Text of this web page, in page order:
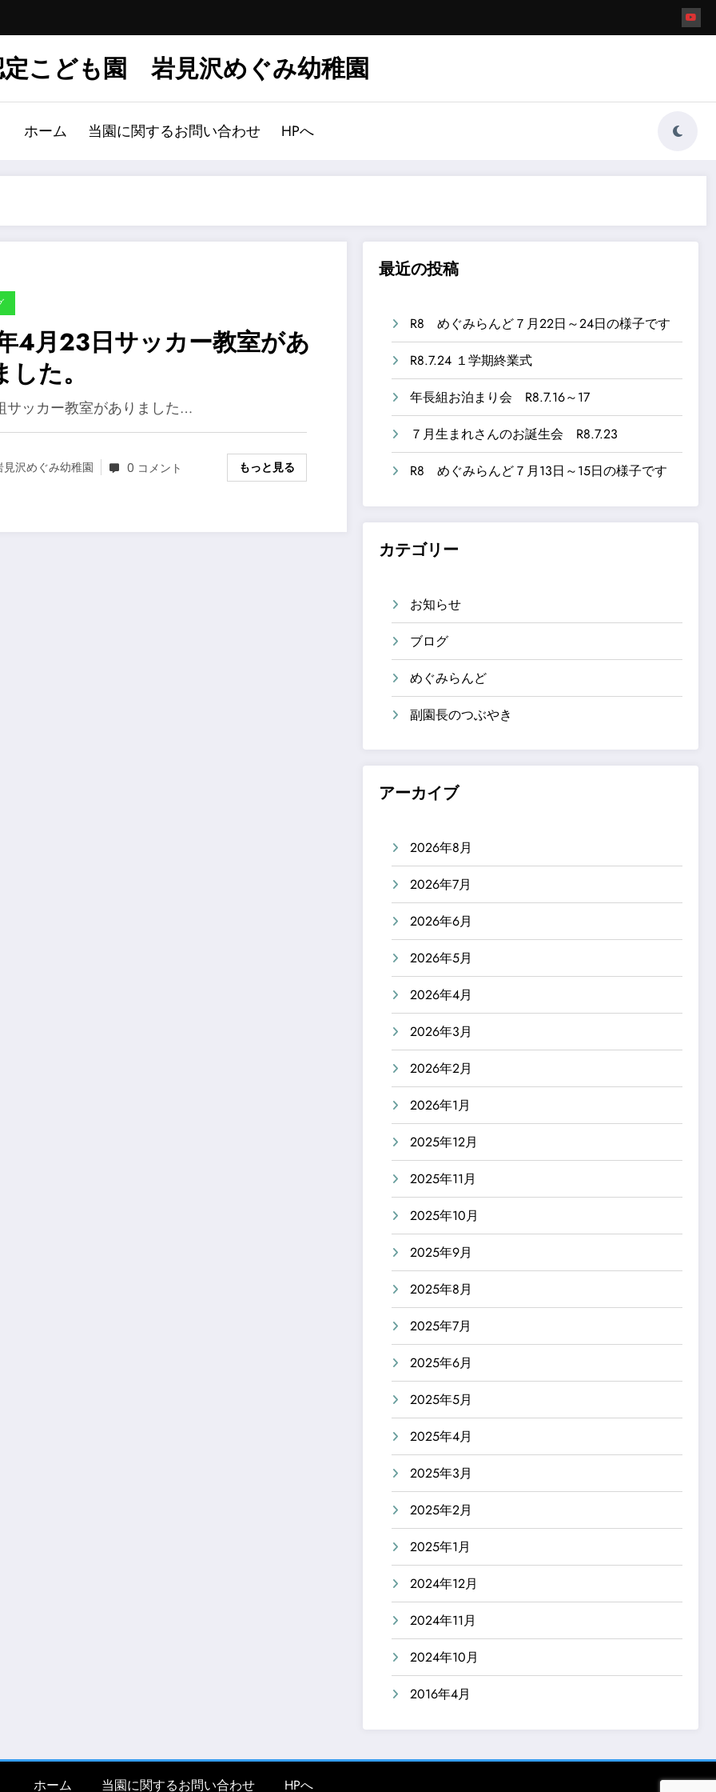
こども園 岩見沢めぐみ幼稚園
ホーム 当園に関するお問い合わせ HPへ
4月23日サッカー教室があ
た。
サッカー教室がありました…
見沢めぐみ幼稚園 0 コメント もっと見る
最近の投稿
R8 めぐみらんど７月22日～24日の様子です
R8.7.24 １学期終業式
年長組お泊まり会 R8.7.16～17
７月生まれさんのお誕生会 R8.7.23
R8 めぐみらんど７月13日～15日の様子です
カテゴリー
お知らせ
ブログ
めぐみらんど
副園長のつぶやき
アーカイブ
2026年8月
2026年7月
2026年6月
2026年5月
2026年4月
2026年3月
2026年2月
2026年1月
2025年12月
2025年11月
2025年10月
2025年9月
2025年8月
2025年7月
2025年6月
2025年5月
2025年4月
2025年3月
2025年2月
2025年1月
2024年12月
2024年11月
2024年10月
2016年4月
ホーム 当園に関するお問い合わせ HPへ